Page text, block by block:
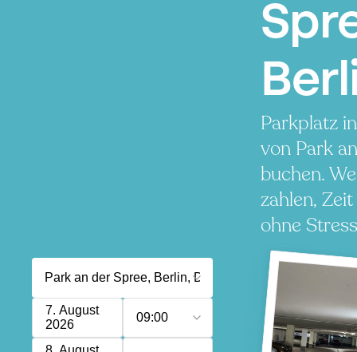
Parkplatz
von Park
buchen.
zahlen,
ohne
7. August
2026
09:00